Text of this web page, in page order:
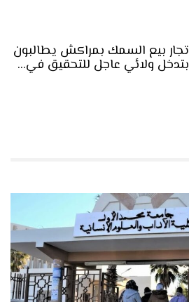
تجار بيع السمك بمراكش يطالبون
بتدخل ولائي عاجل للتحقيق في…